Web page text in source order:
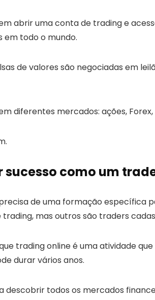
abrir uma conta de trading e
em todo o mundo.
de valores são negociadas em
diferentes mercados: ações,
sucesso como um
de uma formação específica
mas outros são traders
trading onlineé uma atividade
durar vários anos.
descobrir todos os mercados